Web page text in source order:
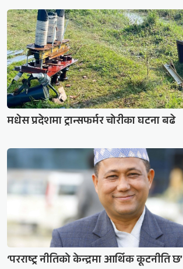
मधेस प्रदेशमा ट्रान्सफर्मर चोरीका घटना बढे
‘परराष्ट्र नीतिको केन्द्रमा आर्थिक कूटनीति छ’